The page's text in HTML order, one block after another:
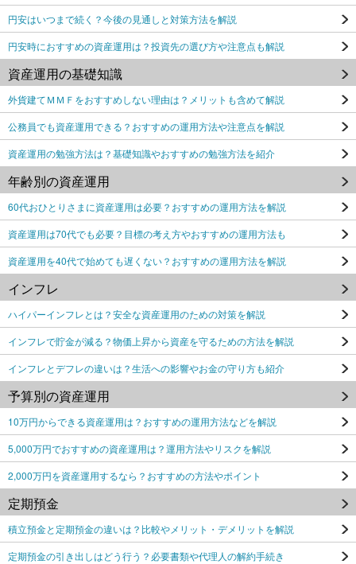
円安はいつまで続く？今後の見通しと対策方法を解説
円安時におすすめの資産運用は？投資先の選び方や注意点も解説
資産運用の基礎知識
外貨建てＭＭＦをおすすめしない理由は？メリットも含めて解説
公務員でも資産運用できる？おすすめの運用方法や注意点を解説
資産運用の勉強方法は？基礎知識やおすすめの勉強方法を紹介
年齢別の資産運用
60代おひとりさまに資産運用は必要？おすすめの運用方法を解説
資産運用は70代でも必要？目標の考え方やおすすめの運用方法も
資産運用を40代で始めても遅くない？おすすめの運用方法を解説
インフレ
ハイパーインフレとは？安全な資産運用のための対策を解説
インフレで貯金が減る？物価上昇から資産を守るための方法を解説
インフレとデフレの違いは？生活への影響やお金の守り方も紹介
予算別の資産運用
10万円からできる資産運用は？おすすめの運用方法などを解説
5,000万円でおすすめの資産運用は？運用方法やリスクを解説
2,000万円を資産運用するなら？おすすめの方法やポイント
定期預金
積立預金と定期預金の違いは？比較やメリット・デメリットを解説
定期預金の引き出しはどう行う？必要書類や代理人の解約手続き